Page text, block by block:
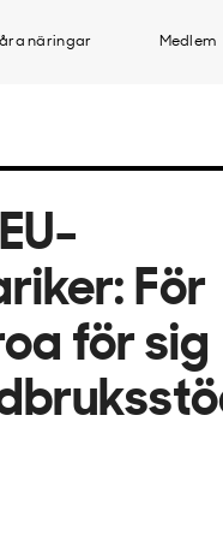
näringar Medlem
För
för sig